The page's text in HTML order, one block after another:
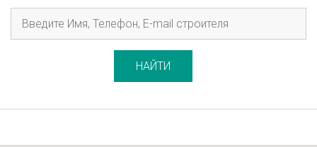
НАЙТИ